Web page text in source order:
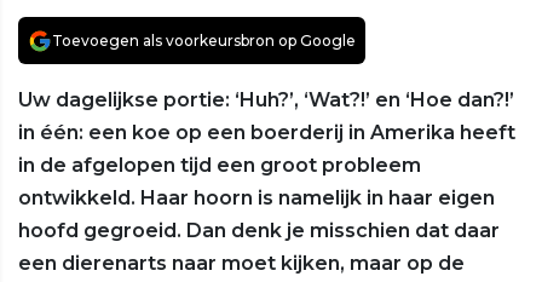
Toevoegen als voorkeursbron op Google
Uw dagelijkse portie: ‘Huh?’, ‘Wat?!’ en ‘Hoe dan?!’
in één: een koe op een boerderij in Amerika heeft
in de afgelopen tijd een groot probleem
ontwikkeld. Haar hoorn is namelijk in haar eigen
hoofd gegroeid. Dan denk je misschien dat daar
een dierenarts naar moet kijken, maar op de